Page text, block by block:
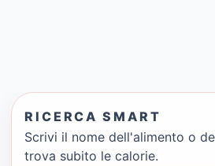
RICERCA SMART
Scrivi il nome dell'alimento o
trova subito le calorie.